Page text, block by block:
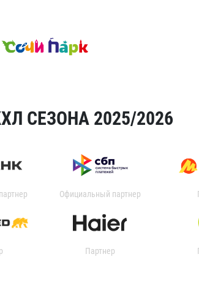
СЕЗОНА 2025/2026
Официальный партнер
Партнер